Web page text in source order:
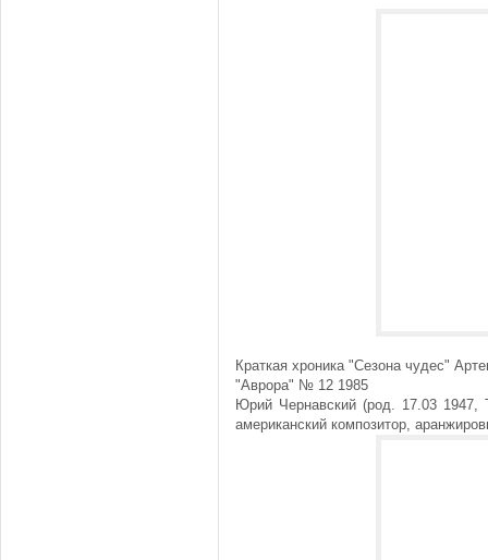
Краткая хроника "Сезона чудес"
"Аврора" № 12 1985
Юрий Чернавский (род. 17.03
американский композитор,